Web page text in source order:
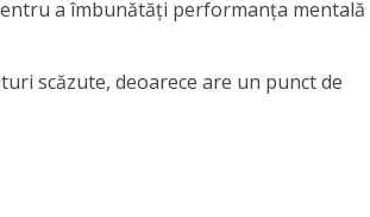
a îmbunătăți performanța mentală
scăzute, deoarece are un punct de